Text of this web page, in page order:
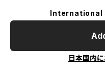
International
日本国内